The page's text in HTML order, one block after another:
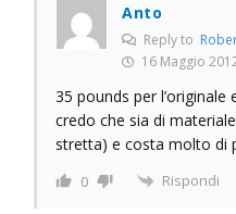
Anto
Reply to
16 Maggio
35 pounds per l’originale
credo che sia di materiale
stretta) e costa molto di
0 Rispondi